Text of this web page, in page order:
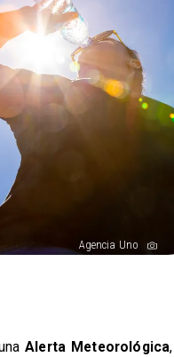
Agencia Uno
Alerta Meteorológica